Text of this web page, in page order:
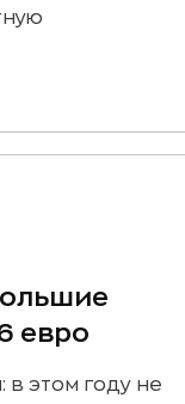
евро
в этом году не